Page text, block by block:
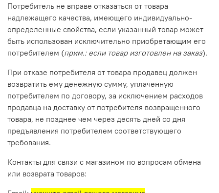
Потребитель не вправе отказаться от товара
надлежащего качества, имеющего индивидуально-
определенные свойства, если указанный товар может
быть использован исключительно приобретающим его
потребителем (прим.: если товар изготовлен на заказ).
При отказе потребителя от товара продавец должен
возвратить ему денежную сумму, уплаченную
потребителем по договору, за исключением расходов
продавца на доставку от потребителя возвращенного
товара, не позднее чем через десять дней со дня
предъявления потребителем соответствующего
требования.
Контакты для связи с магазином по вопросам обмена
или возврата товаров: